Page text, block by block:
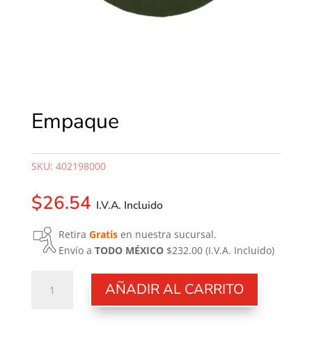
Empaque
SKU: 402198000
$26.54 I.V.A. Incluido
Retira Gratisen nuestra sucursal.
Envío a TODO MÉXICO$232.00 (I.V.A. Incluido)
cantidad
AÑADIR AL CARRITO